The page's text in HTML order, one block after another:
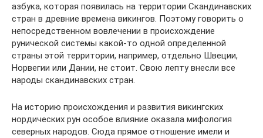
азбука, которая появилась на территории Скандинавских
стран в древние времена викингов. Поэтому говорить о
непосредственном вовлечении в происхождение
рунической системы какой-то одной определенной
страны этой территории, например, отдельно Швеции,
Норвегии или Дании, не стоит. Свою лепту внесли все
народы скандинавских стран.
На историю происхождения и развития викингских
нордических рун особое влияние оказала мифология
северных народов. Сюда прямое отношение имели и